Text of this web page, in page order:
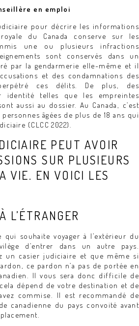
en emploi
pour décrire les informations
du Canada conserve sur les
une ou plusieurs infractions
sont conservés dans un
par la gendarmerie elle-même et il
et des condamnations des
ces délits. De plus, des
identité telles que les empreintes
aussi au dossier. Au Canada, c’est
âgées de plus de 18 ans qui
(CLCC 2022).
PEUT AVOIR
SUR PLUSIEURS
VIE. EN VOICI LES
L’ÉTRANGER
qui souhaite voyager à l’extérieur du
d’entrer dans un autre pays.
un casier judiciaire et que même si
ce pardon n’a pas de portée en
Il vous sera donc difficile de
dépend de votre destination et de
commise. Il est recommandé de
canadienne du pays convoité avant